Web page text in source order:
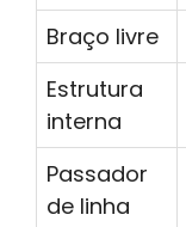
Braço livre
Estrutura
interna
Passador
de linha